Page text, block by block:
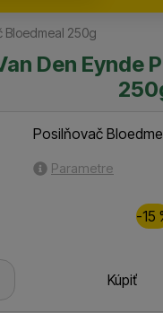
Bloedmeal 250g
Den Eynde
Posilňovač
Parametre
(
-15
)
Kúpiť